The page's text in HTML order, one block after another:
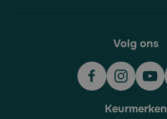
Volg ons
Keurmerken